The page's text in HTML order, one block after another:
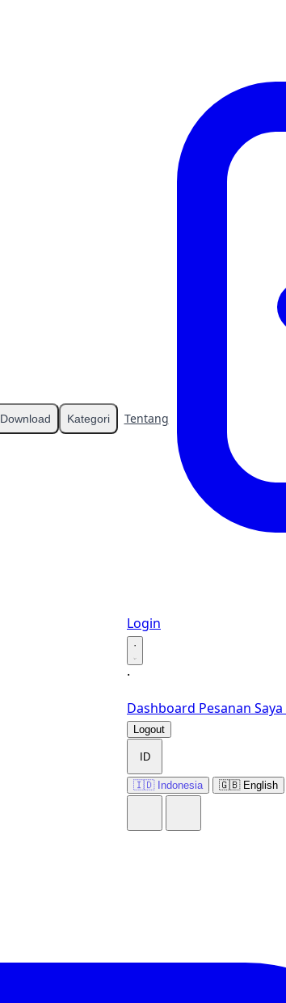
Download Kategori Tentang
Login
·
·
Dashboard Pesanan Saya
Logout
ID
🇮🇩 Indonesia 🇬🇧 English